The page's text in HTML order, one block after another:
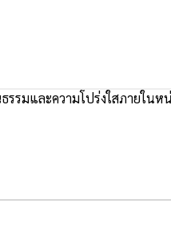
รรมและความโปร่งใสภายใน